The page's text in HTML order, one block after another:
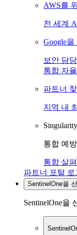
AWS를
전 세계
Google을
보안 담
통합 자
파트너 찾
지역 내
통합 예
통합 살펴
파트너 포털 로
SentinelOne을
SentinelOne을